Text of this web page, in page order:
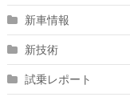
新車情報
新技術
試乗レポート